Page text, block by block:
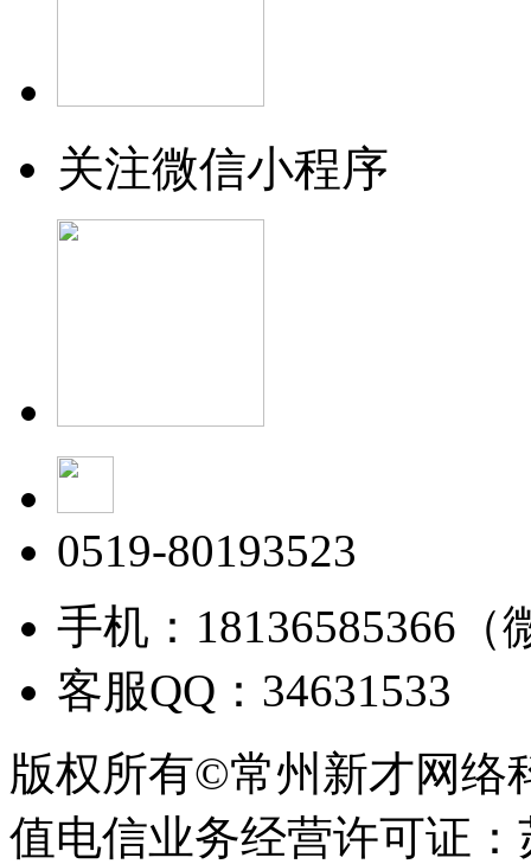
关注微信小程序
0519-80193523
手机：18136585366（
客服QQ：34631533
版权所有©常州新才网络
值电信业务经营许可证